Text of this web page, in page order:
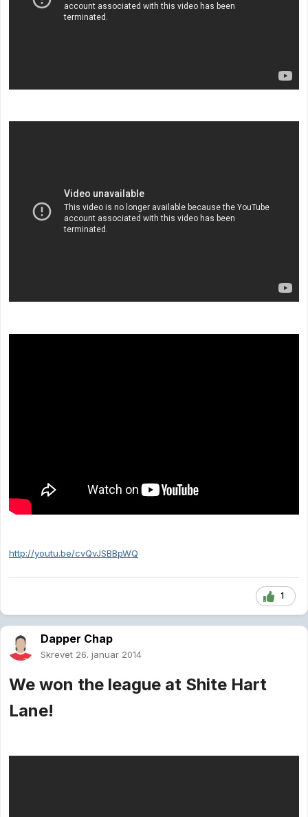
http://youtu.be/cvQvJSBBpWQ
1
Dapper Chap
Skrevet 26. januar 2014
We won the league at Shite Hart
Lane!